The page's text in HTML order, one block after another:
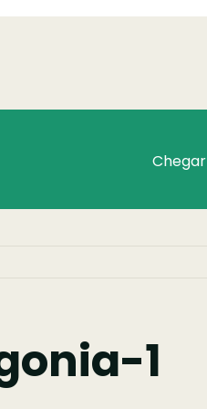
Chegar
1